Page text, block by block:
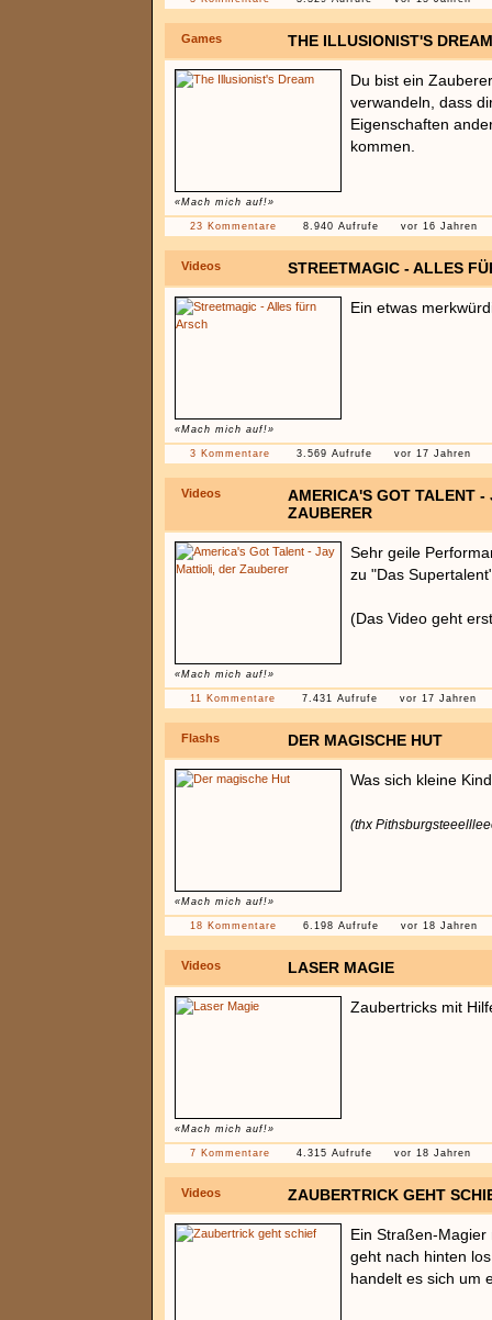
Games THE ILLUSIONIST'S DREAM
«Mach mich auf!»
Du bist ein
verwandeln, dass
Eigenschaften
kommen.
23 Kommentare 8.940 Aufrufe vor 16 Jahren
Videos STREETMAGIC - ALLES
«Mach mich auf!»
Ein etwas
3 Kommentare 3.569 Aufrufe vor 17 Jahren
Videos
AMERICA'S GOT TALENT -
ZAUBERER
«Mach mich auf!»
Sehr geile
zu "Das
(Das Video geht
11 Kommentare 7.431 Aufrufe vor 17 Jahren
Flashs DER MAGISCHE HUT
«Mach mich auf!»
Was sich kleine
(thx
18 Kommentare 6.198 Aufrufe vor 18 Jahren
Videos LASER MAGIE
«Mach mich auf!»
Zaubertricks mit
7 Kommentare 4.315 Aufrufe vor 18 Jahren
Videos ZAUBERTRICK GEHT
Ein Straßen-
geht nach hinten
handelt es sich um